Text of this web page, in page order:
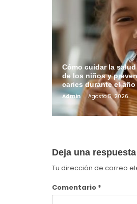
Cómo cuidar la
de los niños y
caries durante el
Admin Agosto 5, 2026
Deja una respuesta
Tu dirección de correo
Comentario *